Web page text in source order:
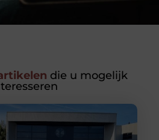
die u mogelijk